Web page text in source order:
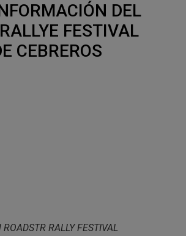
DEL
FESTIVAL
CEBREROS
RALLY FESTIVAL